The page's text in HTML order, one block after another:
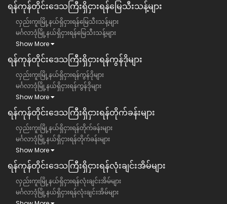
ရန်ကုန်တိုင်းဒေသကြီး​​ရှိငှားရန်မြေသီးသန့်များ
လှည်းကူးမြို့နယ်ရှိငှားရန်မြေသီးသန့်များ
မင်္ဂလာဒုံမြို့နယ်ရှိငှားရန်မြေသီးသန့်များ
Show More
ရန်ကုန်တိုင်းဒေသကြီး​​ရှိငှားရန်ကွန်ဒိုများ
လှည်းကူးမြို့နယ်ရှိငှားရန်ကွန်ဒိုများ
မင်္ဂလာဒုံမြို့နယ်ရှိငှားရန်ကွန်ဒိုများ
Show More
ရန်ကုန်တိုင်းဒေသကြီး​​ရှိငှားရန်တိုက်ခန်းများ
လှည်းကူးမြို့နယ်ရှိငှားရန်တိုက်ခန်းများ
မင်္ဂလာဒုံမြို့နယ်ရှိငှားရန်တိုက်ခန်းများ
Show More
ရန်ကုန်တိုင်းဒေသကြီး​​ရှိငှားရန်လုံးချင်းအိမ်များ
လှည်းကူးမြို့နယ်ရှိငှားရန်လုံးချင်းအိမ်များ
မင်္ဂလာဒုံမြို့နယ်ရှိငှားရန်လုံးချင်းအိမ်များ